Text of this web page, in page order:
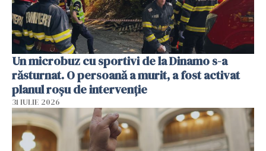
Un microbuz cu sportivi de la Dinamo s-a
răsturnat. O persoană a murit, a fost activat
planul roșu de intervenție
31 IULIE 2026